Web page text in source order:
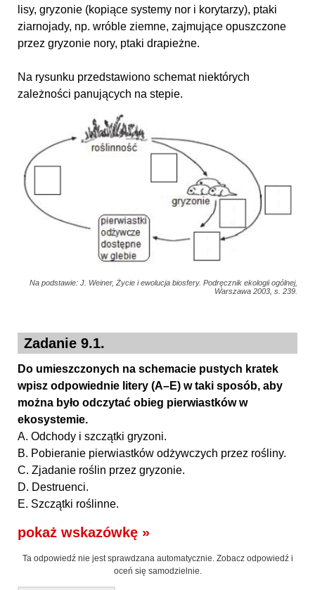
lisy, gryzonie (kopiące systemy nor i korytarzy), ptaki
ziarnojady, np. wróble ziemne, zajmujące opuszczone
przez gryzonie nory, ptaki drapieżne.
Na rysunku przedstawiono schemat niektórych
zależności panujących na stepie.
Na podstawie: J. Weiner, Życie i ewolucja biosfery. Podręcznik ekologii ogólnej,
Warszawa 2003, s. 239.
Zadanie 9.1.
Do umieszczonych na schemacie pustych kratek
wpisz odpowiednie litery (A–E) w taki sposób, aby
można było odczytać obieg pierwiastków w
ekosystemie.
A. Odchody i szczątki gryzoni.
B. Pobieranie pierwiastków odżywczych przez rośliny.
C. Zjadanie roślin przez gryzonie.
D. Destruenci.
E. Szczątki roślinne.
pokaż wskazówkę »
Ta odpowiedź nie jest sprawdzana automatycznie. Zobacz odpowiedź i
oceń się samodzielnie.